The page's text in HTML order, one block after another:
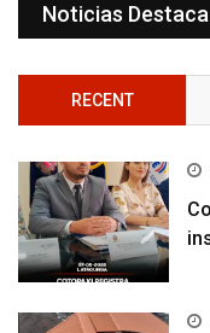
Noticias
RECENT